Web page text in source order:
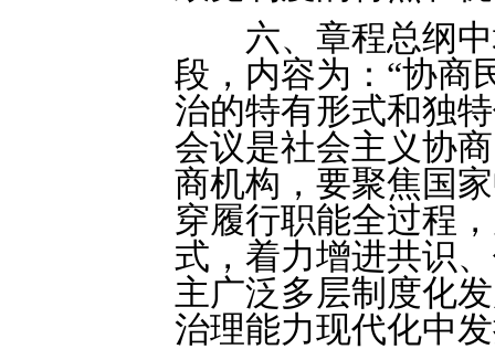
六、章程总纲中
段，内容为：“协商
治的特有形式和独
会议是社会主义协
商机构，要聚焦国
穿履行职能全过程
式，着力增进共识
主广泛多层制度化
治理能力现代化中